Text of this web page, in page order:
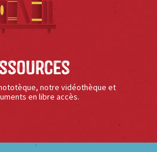
notre vidéothèque et
en libre accès.